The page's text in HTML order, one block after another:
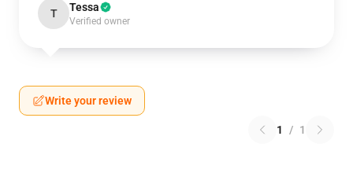
T Tessa
Verified owner
Write your review
1 / 1